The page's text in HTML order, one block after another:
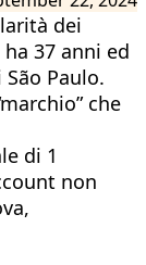
dei
37 anni ed
Paulo.
che
di 1
non